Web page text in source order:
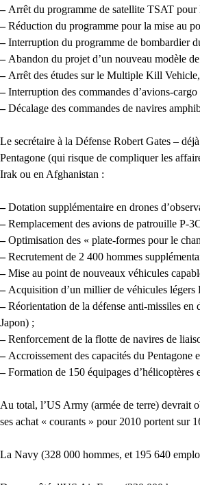
–Arrêt du programme de satellite TSAT pour
–Réduction du programme pour la mise au
–Interruption du programme de bombardier
–Abandon du projet d’un nouveau modèle
–Arrêt des études sur le Multiple Kill
–Interruption des commandes d’avions-
–Décalage des commandes de navires
Le secrétaire à la Défense Robert Gates –
Pentagone (qui risque de compliquer les
Irak ou en Afghanistan :
–Dotation supplémentaire en drones
–Remplacement des avions de patrouille P-
–Optimisation des « plate-formes pour le
–Recrutement de 2 400 hommes
–Mise au point de nouveaux véhicules
–Acquisition d’un millier de véhicules légers
–Réorientation de la défense anti-missiles en
Japon) ;
–Renforcement de la flotte de navires de
–Accroissement des capacités du Pentagone
–Formation de 150 équipages d’hélicoptères
Au total, l’US Army (armée de terre) devrait
ses achat « courants » pour 2010 portent sur
La Navy (328 000 hommes, et 195 640